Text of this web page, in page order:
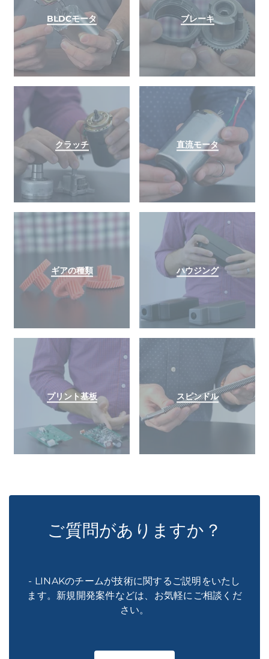
BLDCモータ ブレーキ
クラッチ 直流モータ
ギアの種類 ハウジング
プリント基板 スピンドル
ご質問がありますか？
- LINAKのチームが技術に関するご説明をいたし
ます。新規開発案件などは、お気軽にご相談くだ
さい。